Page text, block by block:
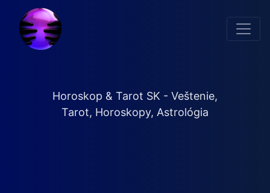
Horoskop & Tarot SK - Veštenie,
Tarot, Horoskopy, Astrológia